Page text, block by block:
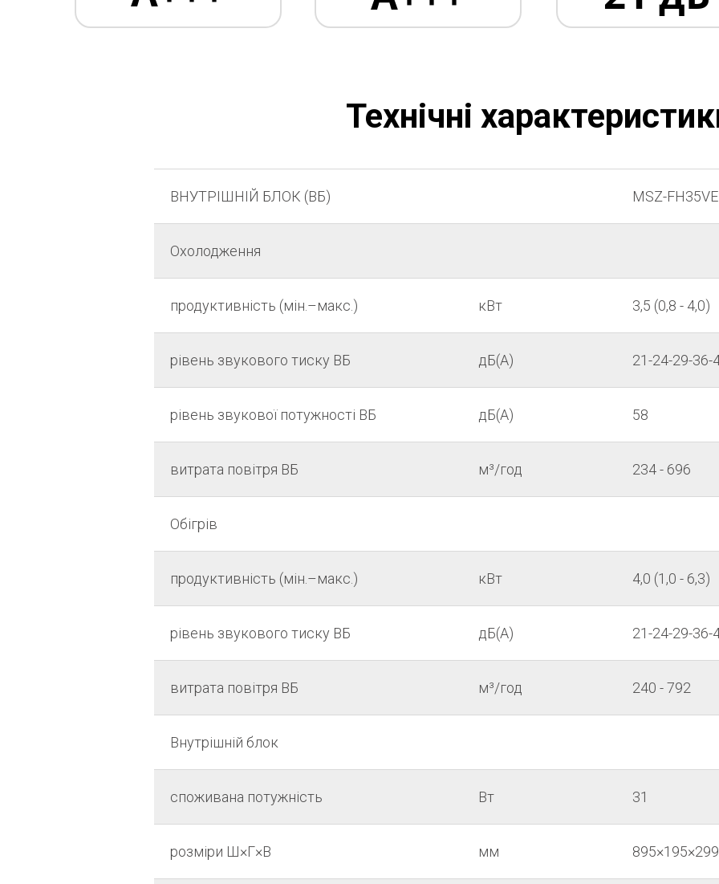
Технічні
ВНУТРІШНІЙ БЛОК (ВБ) MSZ-
Охолодження
продуктивність (мін.–макс.) кВт 3,5 (0,8 - 4,0)
рівень звукового тиску ВБ дБ(А) 21-24-29-36-
рівень звукової потужності ВБ дБ(А) 58
витрата повітря ВБ м³/год 234 - 696
Обігрів
продуктивність (мін.–макс.) кВт 4,0 (1,0 - 6,3)
рівень звукового тиску ВБ дБ(А) 21-24-29-36-
витрата повітря ВБ м³/год 240 - 792
Внутрішній блок
споживана потужність Вт 31
розміри Ш×Г×В мм